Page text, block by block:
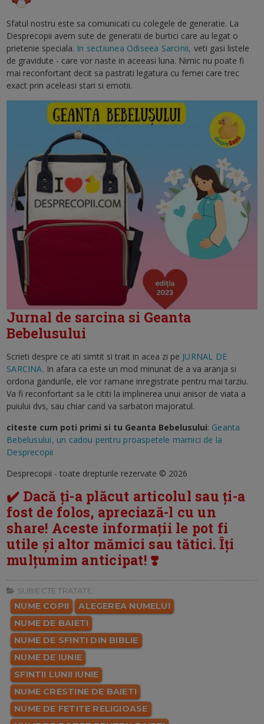
Sfatul nostru este sa comunicati cu colegele de generatie. La
Desprecopii avem sute de generatii de burtici care au legat o
prietenie speciala. In sectiunea Odiseea Sarcinii, veti gasi listele
de gravidute - care vor naste in aceeasi luna. Nimic nu poate fi
mai reconfortant decit sa pastrati legatura cu femei care trec
exact prin aceleasi stari si emotii.
Jurnal de sarcina si Geanta
Bebelusului
Scrieti despre ce ati simtit si trait in acea zi pe JURNAL DE
SARCINA. In afara ca este un mod minunat de a va aranja si
ordona gandurile, ele vor ramane inregistrate pentru mai tarziu.
Va fi reconfortant sa le cititi la implinerea unui anisor de viata a
puiului dvs, sau chiar cand va sarbatori majoratul.
citeste cum poti primi si tu Geanta Bebelusului: Geanta
Bebelusului, un cadou pentru proaspetele mamici de la
Desprecopii
Desprecopii - toate drepturile rezervate © 2026
✔️ Dacă ți-a plăcut articolul sau ți-a
fost de folos, apreciază-l cu un
share! Aceste informații le pot fi
utile și altor mămici sau tătici. Îți
mulțumim anticipat! ❣️
SUBIECTE TRATATE:
NUME COPII
ALEGEREA NUMELUI
NUME DE BAIETI
NUME DE SFINTI DIN BIBLIE
NUME DE IUNIE
SFINTII LUNII IUNIE
NUME CRESTINE DE BAIETI
NUME DE FETITE RELIGIOASE